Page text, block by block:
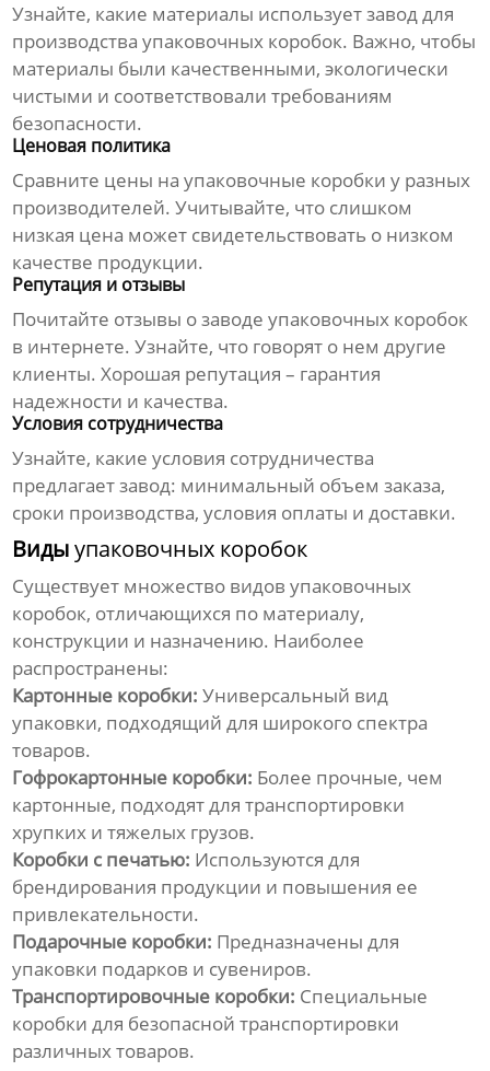
Узнайте, какие материалы используетзаводдля
производстваупаковочных коробок. Важно, чтобы
материалы были качественными, экологически
чистыми и соответствовали требованиям
безопасности.
Ценовая политика
Сравните цены наупаковочные коробки у разных
производителей. Учитывайте, что слишком
низкая цена может свидетельствовать о низком
качестве продукции.
Репутация и отзывы
Почитайте отзывы озаводе упаковочных коробок
в интернете. Узнайте, что говорят о нем другие
клиенты. Хорошая репутация – гарантия
надежности и качества.
Условия сотрудничества
Узнайте, какие условия сотрудничества
предлагает завод: минимальный объем заказа,
сроки производства, условия оплаты и доставки.
Видыупаковочных коробок
Существует множество видовупаковочных
коробок, отличающихся по материалу,
конструкции и назначению. Наиболее
распространены:
Картонные коробки: Универсальный вид
упаковки, подходящий для широкого спектра
товаров.
Гофрокартонные коробки: Более прочные, чем
картонные, подходят для транспортировки
хрупких и тяжелых грузов.
Коробки с печатью: Используются для
брендирования продукции и повышения ее
привлекательности.
Подарочные коробки: Предназначены для
упаковки подарков и сувениров.
Транспортировочные коробки: Специальные
коробки для безопасной транспортировки
различных товаров.